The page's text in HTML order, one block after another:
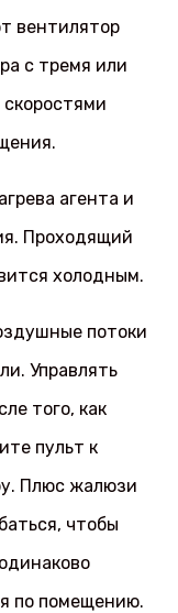
вентилятор
с тремя или
агента и
Проходящий
холодным.
потоки
Управлять
того, как
пульт к
Плюс жалюзи
чтобы
по помещению.